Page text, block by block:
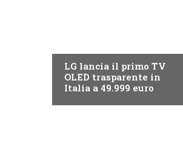
LG lancia il primo TV
OLED trasparente in
Italia a 49.999 euro